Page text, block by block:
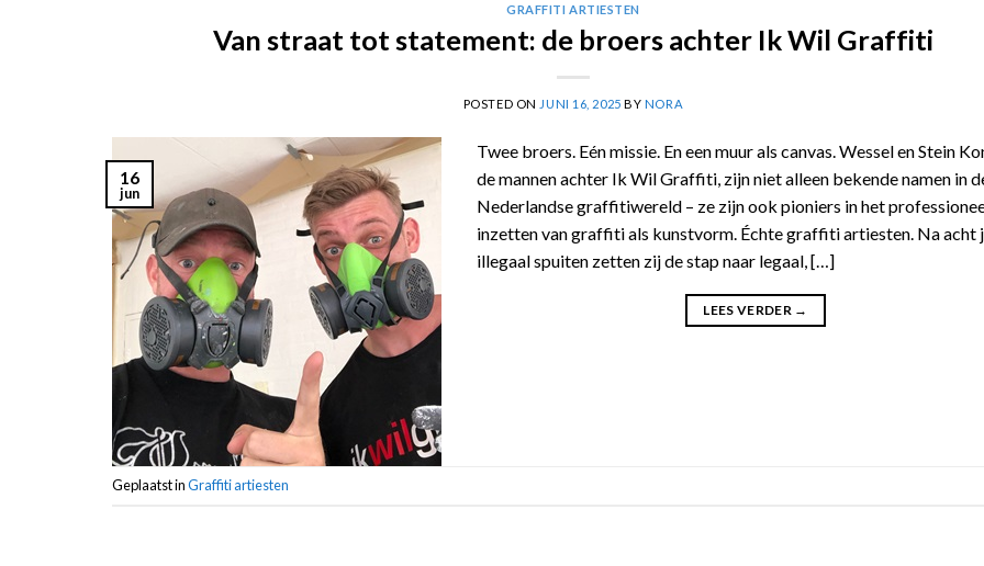
GRAFFITI ARTIESTEN
Van straat tot statement: de broers achter Ik Wil Graffiti
POSTED ON JUNI 16, 2025 BY NORA
16
jun
Twee broers. Eén missie. En een muur als canvas. Wessel en Stein
de mannen achter Ik Wil Graffiti, zijn niet alleen bekende namen in
Nederlandse graffitiwereld – ze zijn ook pioniers in het
inzetten van graffiti als kunstvorm. Échte graffiti artiesten. Na acht
illegaal spuiten zetten zij de stap naar legaal, […]
LEES VERDER →
Geplaatst inGraffiti artiesten